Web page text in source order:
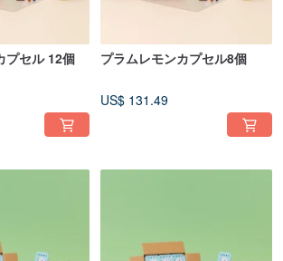
プセル 12個 プラムレモンカプセル8個
US$ 131.49